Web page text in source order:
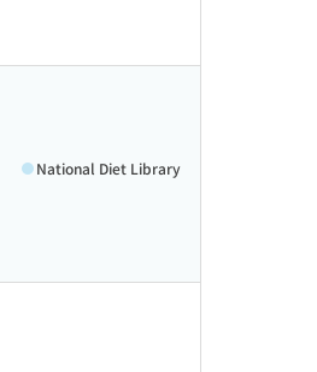
National Diet Library